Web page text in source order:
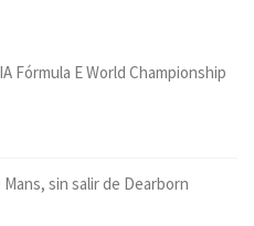
Fórmula E World Championship
sin salir de Dearborn